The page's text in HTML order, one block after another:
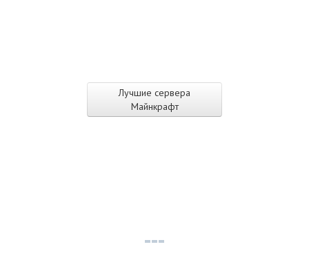
Лучшие сервера
Майнкрафт